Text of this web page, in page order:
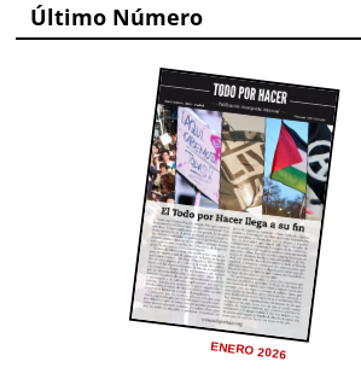
Último Número
ENERO 2026